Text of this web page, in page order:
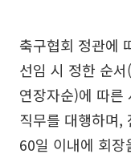
축구협회 정관에
선임 시 정한 순
연장자순)에 따른
직무를 대행하며,
60일 이내에 회